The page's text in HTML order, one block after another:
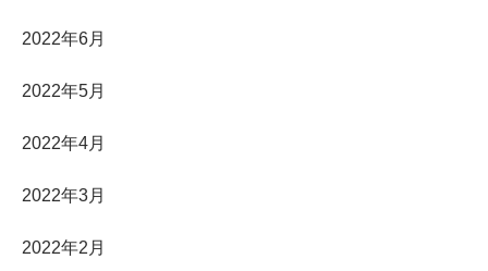
2022年6月
2022年5月
2022年4月
2022年3月
2022年2月